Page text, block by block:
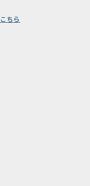
こちら